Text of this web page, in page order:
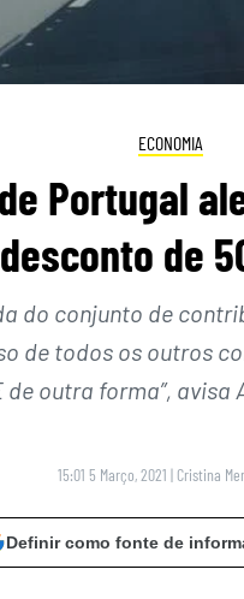
ECONOMIA
Portugal
de
do conjunto de
de todos os outros
de outra forma”, avisa
15:01 5 Março, 2021 | Cristina
Definir como fonte de